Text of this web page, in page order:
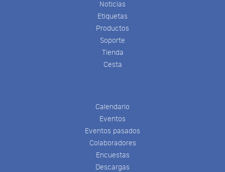
Noticias
Etiquetas
Productos
Soporte
Tienda
Cesta
Calendario
Eventos
Eventos pasados
Colaboradores
Encuestas
Descargas